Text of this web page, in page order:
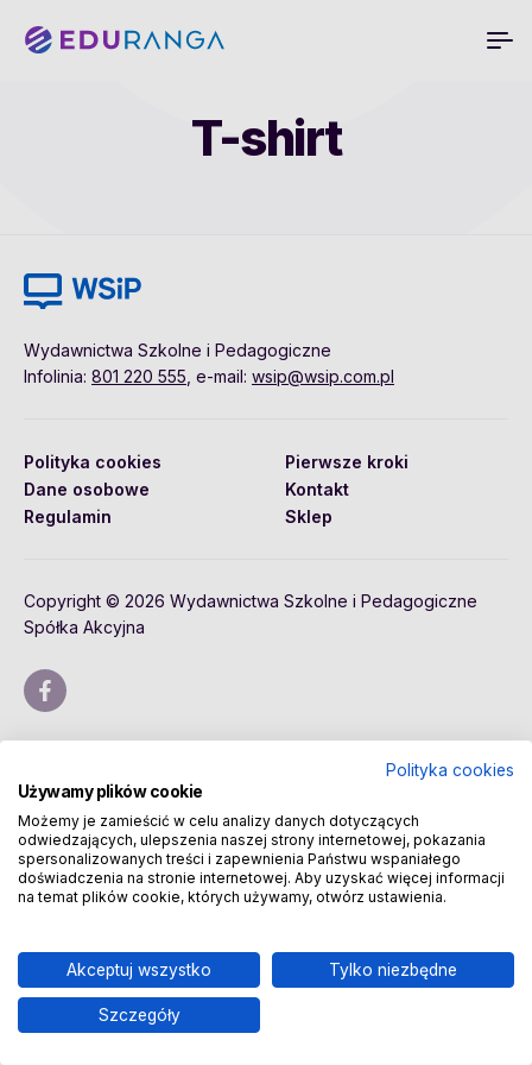
T-shirt
Wydawnictwa Szkolne i Pedagogiczne
Infolinia: 801 220 555 , e-mail: wsip@wsip.com.pl
Polityka cookies
Dane osobowe
Regulamin
Pierwsze kroki
Kontakt
Sklep
Copyright © 2026 Wydawnictwa Szkolne i Pedagogiczne
Spółka Akcyjna
Polityka cookies
Używamy plików cookie
Możemy je zamieścić w celu analizy danych dotyczących
odwiedzających, ulepszenia naszej strony internetowej, pokazania
spersonalizowanych treści i zapewnienia Państwu wspaniałego
doświadczenia na stronie internetowej. Aby uzyskać więcej informacji
na temat plików cookie, których używamy, otwórz ustawienia.
Akceptuj wszystko Tylko niezbędne
Szczegóły